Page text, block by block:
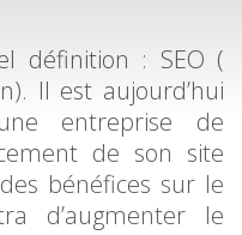
définition : SEO (
Il est aujourd’hui
entreprise de
de son site
bénéfices sur le
d’augmenter le